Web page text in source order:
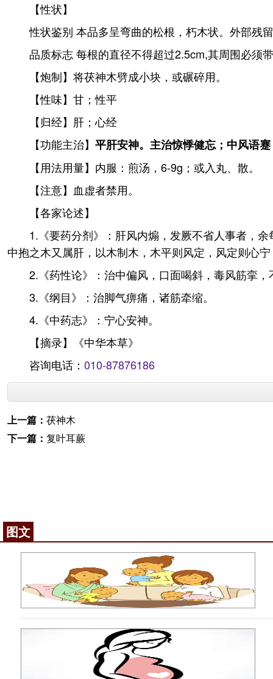
【性状】
性状鉴别 本品多呈弯曲的松根，朽木状。外部残
品质标志 每根的直径不得超过2.5cm,其周围必须
【炮制】将茯神木劈成小块，或碾碎用。
【性味】甘；性平
【归经】肝；心经
【功能主治】 平肝安神。主治惊悸健忘；中风语
【用法用量】内服：煎汤，6-9g；或入丸、散。
【注意】血虚者禁用。
【各家论述】
1.《要药分剂》：肝风内煽，发厥不省人事者，
中抱之木又属肝，以木制木，木平则风定，风定则心
2.《药性论》：治中偏风，口面喝斜，毒风筋挛
3.《纲目》：治脚气痹痛，诸筋牵缩。
4.《中药志》：宁心安神。
【摘录】《中华本草》
咨询电话： 010-87876186
上一篇： 茯神木
下一篇： 复叶耳蕨
图文